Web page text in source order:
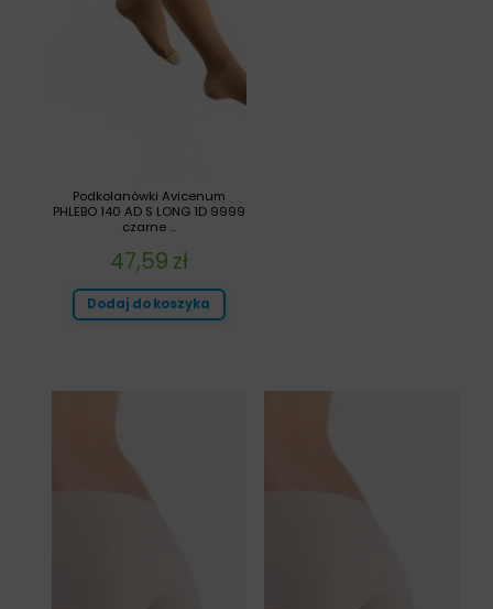
Podkolanówki Avicenum
PHLEBO 140 AD S LONG 1D 9999
czarne ...
47,59 zł
Dodaj do koszyka